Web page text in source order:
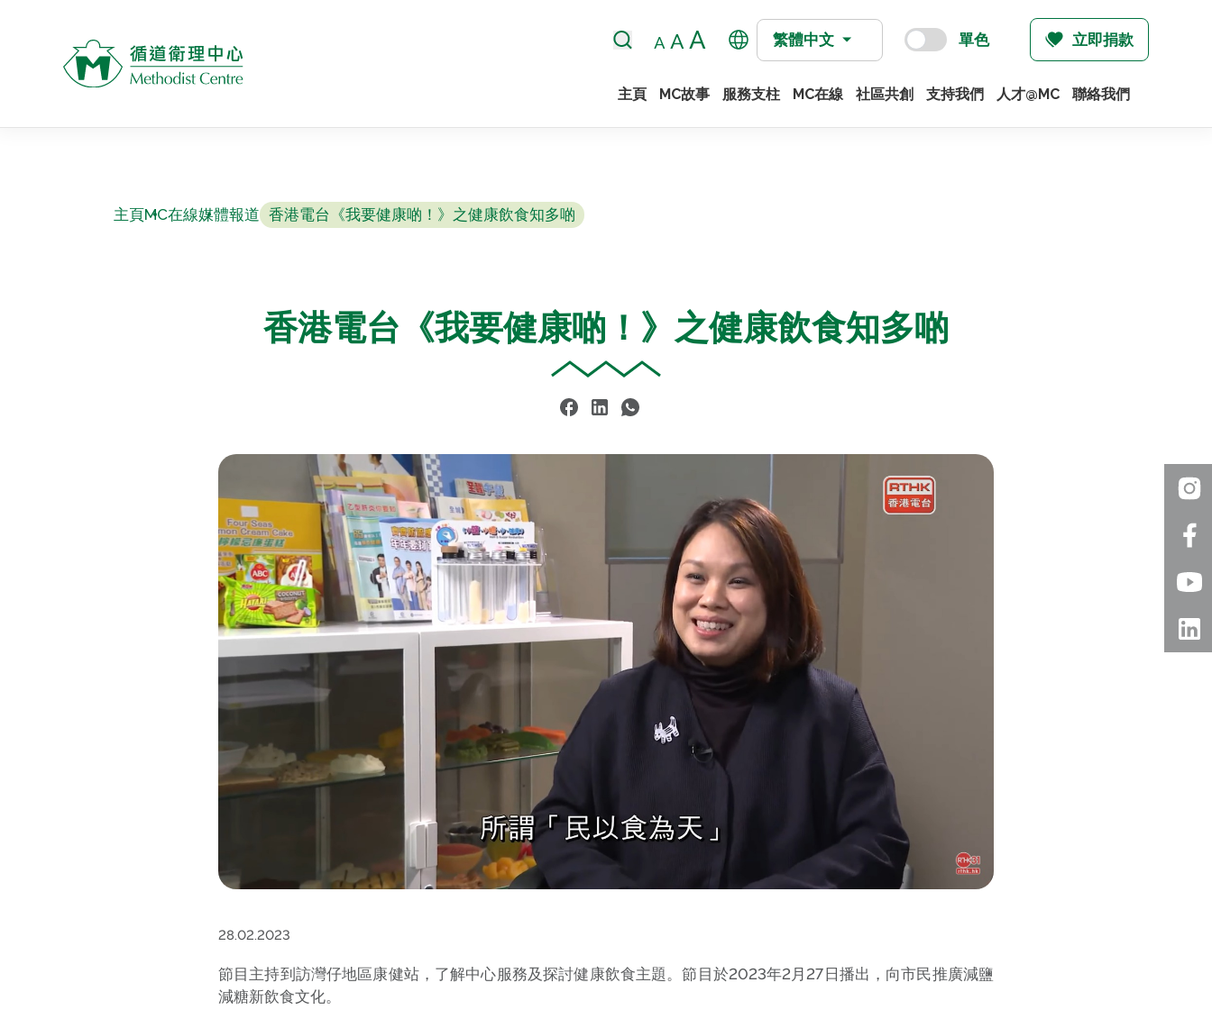
繁體中文 單色 立即捐款
主頁 MC故事 服務支柱 MC在線 社區共創 支持我們 人才@MC 聯絡我們
主頁MC在線媒體報道 香港電台《我要健康啲！》之健康飲食知多啲
香港電台《我要健康啲！》之健康飲食知多啲
28.02.2023
節目主持到訪灣仔地區康健站，了解中心服務及探討健康飲食主題。節目於2023年2月27日播出，向市民推廣減鹽
減糖新飲食文化。